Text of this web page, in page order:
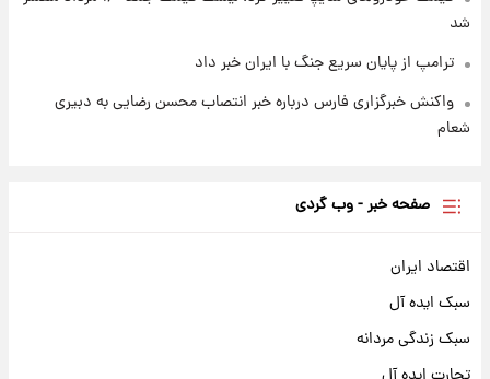
شد
ترامپ از پایان سریع جنگ با ایران خبر داد
واکنش خبرگزاری فارس درباره خبر انتصاب محسن رضایی به دبیری
شعام
صفحه خبر - وب گردی
اقتصاد ایران
سبک ایده آل
سبک زندگی مردانه